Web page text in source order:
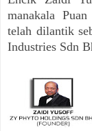
manakala
telah dilantik
Industries Sdn